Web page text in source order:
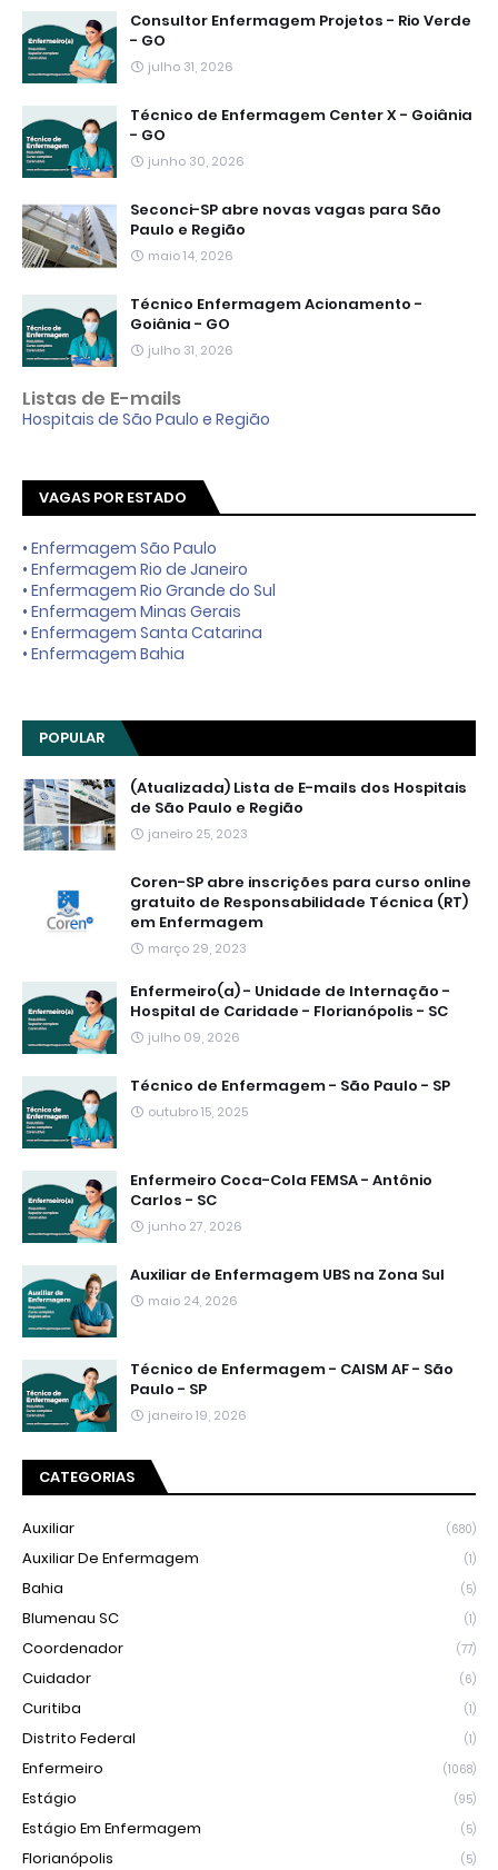
Consultor Enfermagem Projetos - Rio Verde
- GO
julho 31, 2026
Técnico de Enfermagem Center X - Goiânia
- GO
junho 30, 2026
Seconci-SP abre novas vagas para São
Paulo e Região
maio 14, 2026
Técnico Enfermagem Acionamento -
Goiânia - GO
julho 31, 2026
Listas de E-mails
Hospitais de São Paulo e Região
VAGAS POR ESTADO
• Enfermagem São Paulo
• Enfermagem Rio de Janeiro
• Enfermagem Rio Grande do Sul
• Enfermagem Minas Gerais
• Enfermagem Santa Catarina
• Enfermagem Bahia
POPULAR
(Atualizada) Lista de E-mails dos Hospitais
de São Paulo e Região
janeiro 25, 2023
Coren-SP abre inscrições para curso online
gratuito de Responsabilidade Técnica (RT)
em Enfermagem
março 29, 2023
Enfermeiro(a) - Unidade de Internação -
Hospital de Caridade - Florianópolis - SC
julho 09, 2026
Técnico de Enfermagem - São Paulo - SP
outubro 15, 2025
Enfermeiro Coca-Cola FEMSA - Antônio
Carlos - SC
junho 27, 2026
Auxiliar de Enfermagem UBS na Zona Sul
maio 24, 2026
Técnico de Enfermagem - CAISM AF - São
Paulo - SP
janeiro 19, 2026
CATEGORIAS
Auxiliar (680)
Auxiliar De Enfermagem (1)
Bahia (5)
Blumenau SC (1)
Coordenador (77)
Cuidador (6)
Curitiba (1)
Distrito Federal (1)
Enfermeiro (1068)
Estágio (95)
Estágio Em Enfermagem (5)
Florianópolis (5)